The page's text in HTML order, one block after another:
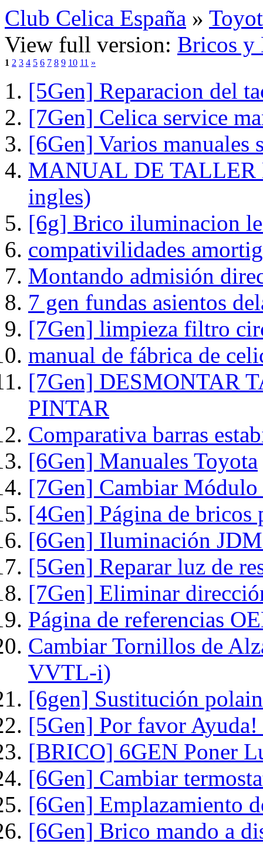
Club Celica España »
View full version: Bricos y
1 2 3 4 5 6 7 8 9 10 11 »
[5Gen] Reparacion del
[7Gen] Celica service
[6Gen] Varios manuales
MANUAL DE TALLER
ingles)
[6g] Brico iluminacion
compativilidades
Montando admisión
7 gen fundas asientos
[7Gen] limpieza filtro
manual de fábrica de
[7Gen] DESMONTAR
PINTAR
Comparativa barras
[6Gen] Manuales Toyota
[7Gen] Cambiar
[4Gen] Página de bricos
[6Gen] Iluminación
[5Gen] Reparar luz de
[7Gen] Eliminar
Página de referencias
Cambiar Tornillos de
VVTL-i)
[6gen] Sustitución
[5Gen] Por favor Ayuda!
[BRICO] 6GEN Poner
[6Gen] Cambiar
[6Gen] Emplazamiento
[6Gen] Brico mando a